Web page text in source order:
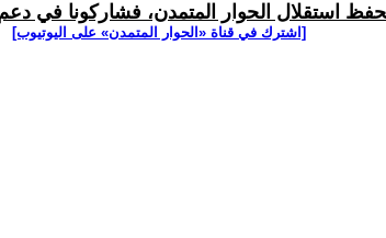
تحفظ استقلال الحوار المتمدن، فشاركونا في
[اشترك في قناة ‫«الحوار المتمدن» على اليوتيوب]